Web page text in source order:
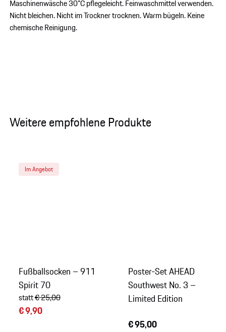
Maschinenwäsche 30°C pflegeleicht. Feinwaschmittel verwenden.
Nicht bleichen. Nicht im Trockner trocknen. Warm bügeln. Keine
chemische Reinigung.
Weitere empfohlene Produkte
Im Angebot
Fußballsocken – 911
Spirit 70
statt€ 25,00
€ 9,90
Poster-Set AHEAD
Southwest No. 3 –
Limited Edition
€ 95,00